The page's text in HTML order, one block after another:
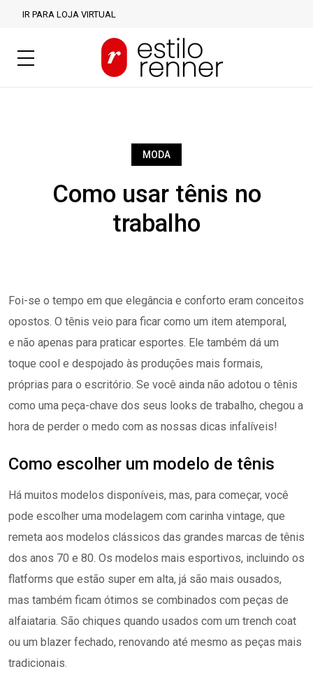
IR PARA LOJA VIRTUAL
MODA
Como usar tênis no
trabalho
Foi-se o tempo em que elegância e conforto eram conceitos
opostos. O tênis veio para ficar como um item atemporal,
e não apenas para praticar esportes. Ele também dá um
toque cool e despojado às produções mais formais,
próprias para o escritório. Se você ainda não adotou o tênis
como uma peça-chave dos seus looks de trabalho, chegou a
hora de perder o medo com as nossas dicas infalíveis!
Como escolher um modelo de tênis
Há muitos modelos disponíveis, mas, para começar, você
pode escolher uma modelagem com carinha vintage, que
remeta aos modelos clássicos das grandes marcas de tênis
dos anos 70 e 80. Os modelos mais esportivos, incluindo os
flatforms que estão super em alta, já são mais ousados,
mas também ficam ótimos se combinados com peças de
alfaiataria. São chiques quando usados com um trench coat
ou um blazer fechado, renovando até mesmo as peças mais
tradicionais.